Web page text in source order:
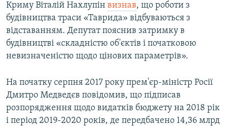
Криму Віталій Нахлупін визнав, що роботи з
будівництва траси «Таврида» відбуваються з
відставанням. Депутат пояснив затримку в
будівництві «складністю об'єктів і початковою
невизначеністю щодо цінових параметрів».
На початку серпня 2017 року прем'єр-міністр Росії
Дмитро Медведєв повідомив, що підписав
розпорядження щодо видатків бюджету на 2018 рік
і період 2019-2020 років, де передбачено 14,36 млрд